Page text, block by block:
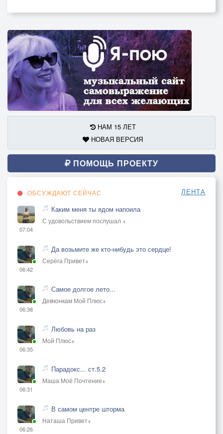
НАМ 15 ЛЕТ
НОВАЯ ВЕРСИЯ
ПОМОЩЬ ПРОЕКТУ
ОБСУЖДАЮТ СЕЙЧАС ЛЕНТА
07:04
Каким меня ты ядом напоила
С удовольствием послушал +
06:42
Да возьмите же кто-нибудь это сердце!
Серёга Привет+
06:38
Самое долгое лето...
Девчонкам Мой Плюс+
06:35
Любовь на раз
Мой Плюс+
06:31
Парадокс... ст.5.2
Маша Моё Почтение+
06:26
В самом центре шторма
Наташа Привет+